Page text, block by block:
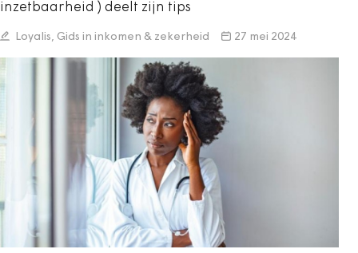
inzetbaarheid ) deelt zijn tips
Loyalis, Gids in inkomen & zekerheid 27 mei 2024